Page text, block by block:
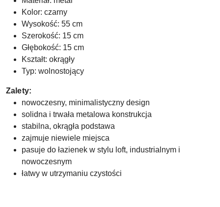
Kolor: czarny
Wysokość: 55 cm
Szerokość: 15 cm
Głębokość: 15 cm
Kształt: okrągły
Typ: wolnostojący
Zalety:
nowoczesny, minimalistyczny design
solidna i trwała metalowa konstrukcja
stabilna, okrągła podstawa
zajmuje niewiele miejsca
pasuje do łazienek w stylu loft, industrialnym i
nowoczesnym
łatwy w utrzymaniu czystości